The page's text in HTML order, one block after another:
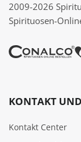
2009-2026
Spirituosen-
KONTAKT
Kontakt Center